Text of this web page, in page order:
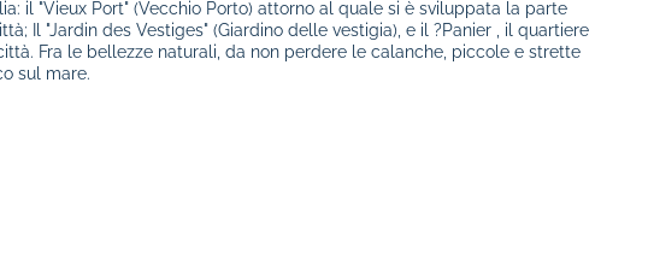
il "Vieux Port" (Vecchio Porto) attorno al quale si è sviluppata la parte
Il "Jardin des Vestiges" (Giardino delle vestigia), e il ?Panier , il quartiere
Fra le bellezze naturali, da non perdere le calanche, piccole e strette
sul mare.